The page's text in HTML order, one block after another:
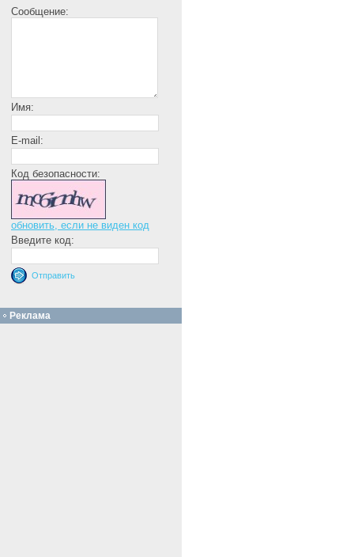
Сообщение:
Имя:
E-mail:
Код безопасности:
обновить, если не виден код
Введите код:
Реклама